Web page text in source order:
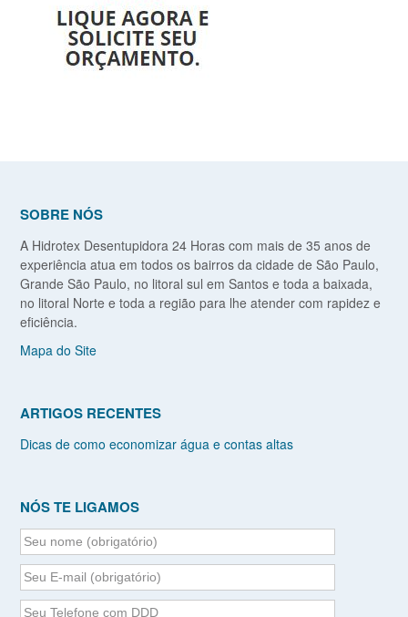
SOBRE NÓS
A Hidrotex Desentupidora 24 Horas com mais de 35 anos de
experiência atua em todos os bairros da cidade de São Paulo,
Grande São Paulo, no litoral sul em Santos e toda a baixada,
no litoral Norte e toda a região para lhe atender com rapidez e
eficiência.
Mapa do Site
ARTIGOS RECENTES
Dicas de como economizar água e contas altas
NÓS TE LIGAMOS